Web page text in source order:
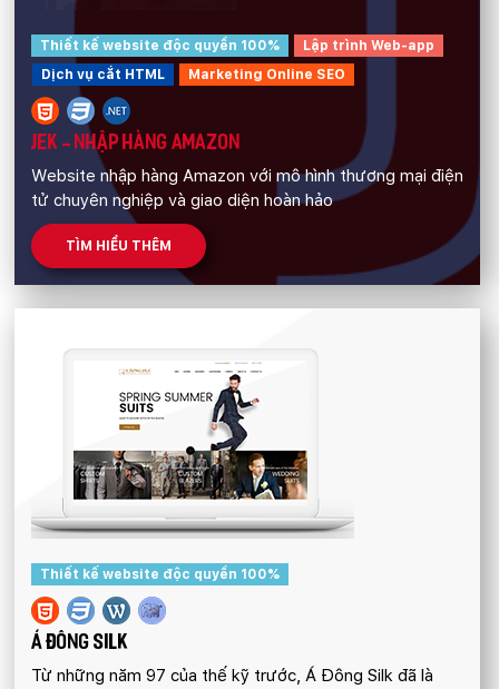
Thiết kế website độc quyền 100%
Lập trình Web-app
Dịch vụ cắt HTML
Marketing Online SEO
JEK - NHẬP HÀNG AMAZON
Website nhập hàng Amazon với mô hình thương mại điện
tử chuyên nghiệp và giao diện hoàn hảo
TÌM HIỂU THÊM
Thiết kế website độc quyền 100%
Á ĐÔNG SILK
Từ những năm 97 của thế kỹ trước, Á Đông Silk đã là
Tài khoản đã đượcMona Mediacung cấp cho quý
khách qua hệ thống SMS tự động. Nếu cần hỗ trợ thêm
xin vui lòng gọi1900 636 648